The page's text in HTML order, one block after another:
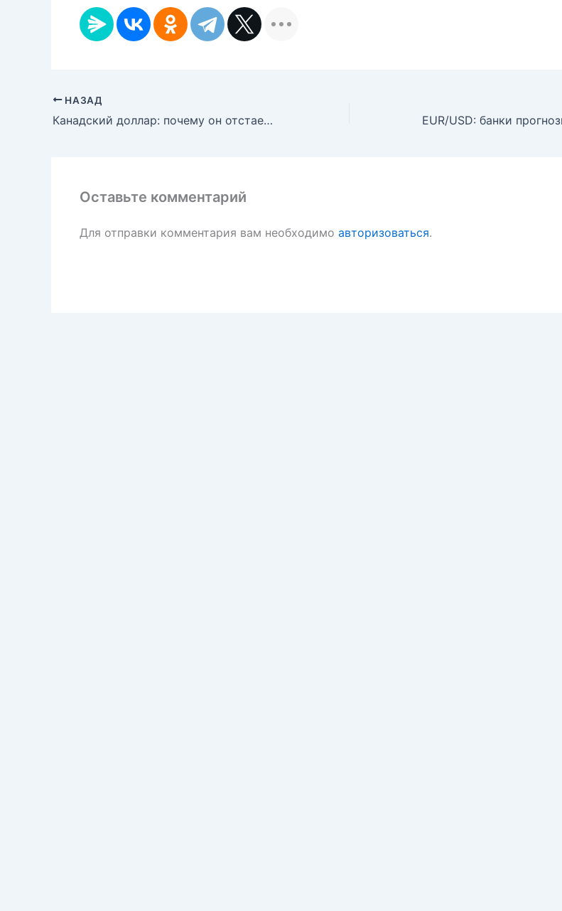
НАЗАД
Канадский доллар: почему он отстает от мировых трендов и что ждать дальше?
Оставьте комментарий
Для отправки комментария вам необходимо авторизоваться.